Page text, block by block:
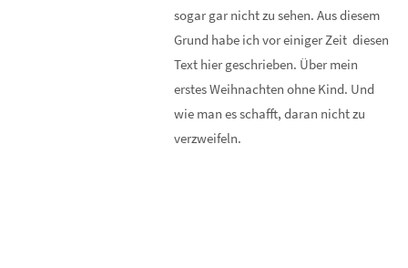
sogar gar nicht zu sehen. Aus diesem
Grund habe ich vor einiger Zeit diesen
Text hier geschrieben. Über mein
erstes Weihnachten ohne Kind. Und
wie man es schafft, daran nicht zu
verzweifeln.